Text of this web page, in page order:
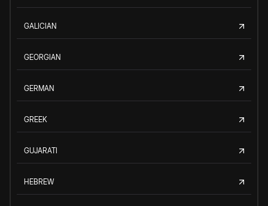
GALICIAN
GEORGIAN
GERMAN
GREEK
GUJARATI
HEBREW